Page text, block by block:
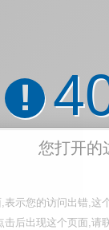
!
您打开的
表示您的访问出错,这
击后出现这个页面,请